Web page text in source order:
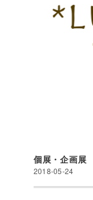
個展・企画展
2018-05-24